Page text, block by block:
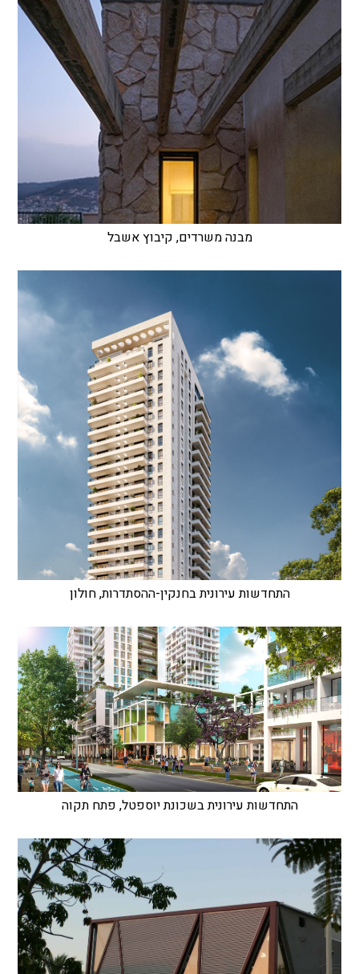
מבנה משרדים, קיבוץ אשבל
התחדשות עירונית בחנקין-ההסתדרות, חולון
התחדשות עירונית בשכונת יוספטל, פתח תקוה